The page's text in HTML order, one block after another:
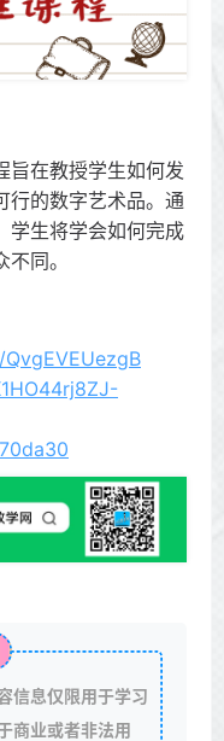
旨在教授学生如何发
行的数字艺术品。通
学生将学会如何完成
同。
信息仅限用于学习
商业或者非法用